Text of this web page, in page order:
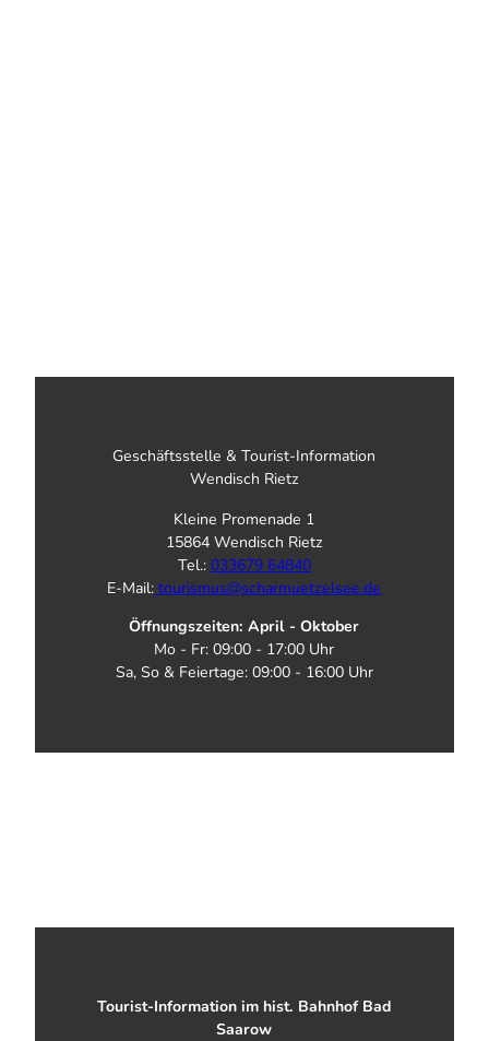
Geschäftsstelle & Tourist-Information
Wendisch Rietz
Kleine Promenade 1
15864 Wendisch Rietz
Tel.: 033679 64840
E-Mail: tourismus@scharmuetzelsee.de
Öffnungszeiten: April - Oktober
Mo - Fr: 09:00 - 17:00 Uhr
Sa, So & Feiertage: 09:00 - 16:00 Uhr
Tourist-Information im hist. Bahnhof Bad
Saarow